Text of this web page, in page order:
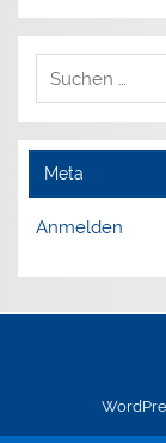
Meta
Anmelden